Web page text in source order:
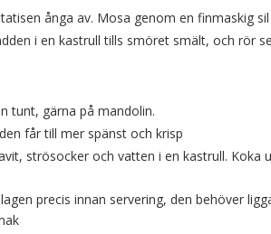
ånga av. Mosa genom en finmaskig
i en kastrull tills smöret smält, och rör
tunt, gärna på mandolin.
får till mer spänst och krisp
strösocker och vatten i en kastrull. Koka
precis innan servering, den behöver